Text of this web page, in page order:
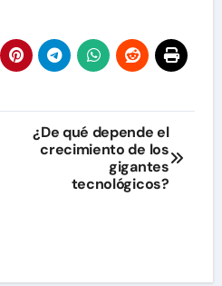
¿De qué depende el
crecimiento de los
gigantes
tecnológicos?